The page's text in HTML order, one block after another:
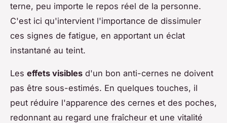
terne, peu importe le repos réel de la personne.
C'est ici qu'intervient l'importance de dissimuler
ces signes de fatigue, en apportant un éclat
instantané au teint.
Les effets visibles d'un bon anti-cernes ne doivent
pas être sous-estimés. En quelques touches, il
peut réduire l'apparence des cernes et des poches,
redonnant au regard une fraîcheur et une vitalité